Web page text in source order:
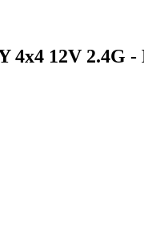
4x4 12V 2.4G